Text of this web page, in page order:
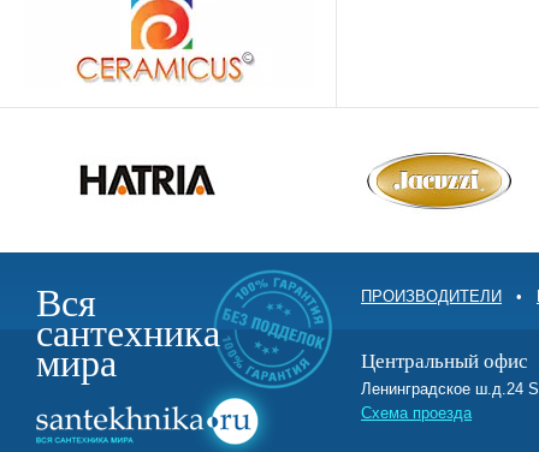
Вся
сантехника
мира
ПРОИЗВОДИТЕЛИ •
Центральный офис
Ленинградское ш.д.24
Схема проезда